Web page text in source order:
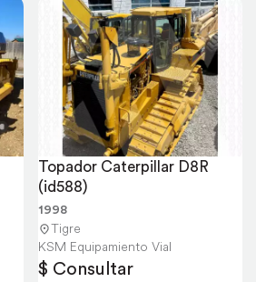
Topador Caterpillar D8R
(id588)
1998
Tigre
KSM Equipamiento Vial
$ Consultar